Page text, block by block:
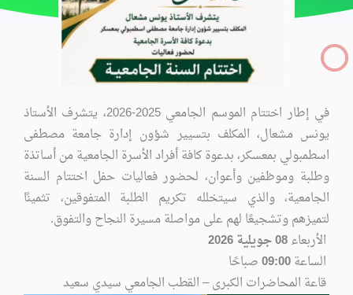
في إطار اختتام الموسم الجامعي 2025-2026، يتشرف الأستاذ
يونس مشعال، المكلف بتسيير شؤون إدارة جامعة مصطفى
اسطمبولي بمعسكر، بدعوة كافة أفراد الأسرة الجامعية من أساتذة
وطلبة وموظفين وأعوان، لحضور فعاليات حفل اختتام السنة
الجامعية، والذي سيتخلله تكريم الطلبة المتفوقين، تثمينًا
لتميزهم وتشجيعًا لهم على مواصلة مسيرة النجاح والتفوق.
الأربعاء08 جويلية 2026
الساعة09:00صباحًا
قاعة المحاضرات الكبرى – القطب الجامعي سيدي سعيد